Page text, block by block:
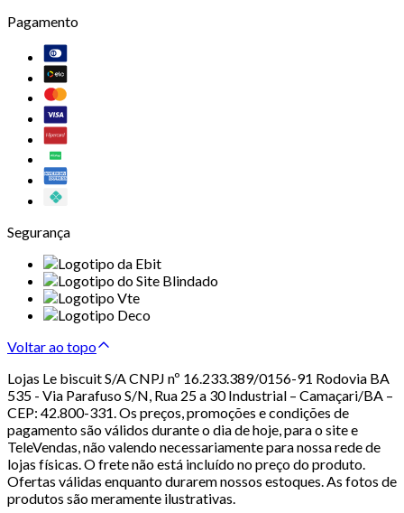
Pagamento
Segurança
Voltar ao topo
Lojas Le biscuit S/A CNPJ nº 16.233.389/0156-91 Rodovia BA
535 - Via Parafuso S/N, Rua 25 a 30 Industrial – Camaçari/BA –
CEP: 42.800-331. Os preços, promoções e condições de
pagamento são válidos durante o dia de hoje, para o site e
TeleVendas, não valendo necessariamente para nossa rede de
lojas físicas. O frete não está incluído no preço do produto.
Ofertas válidas enquanto durarem nossos estoques. As fotos de
produtos são meramente ilustrativas.